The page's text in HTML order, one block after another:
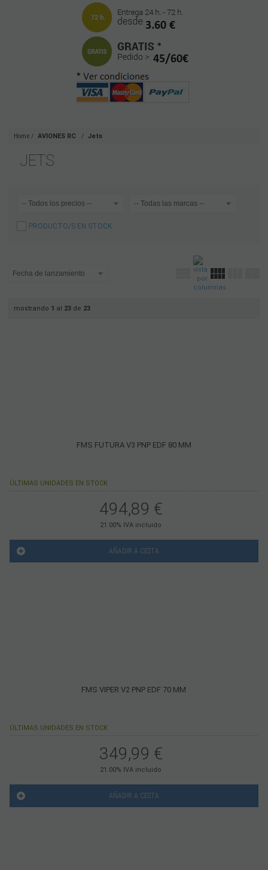
Home AVIONES RC Jets
JETS
PRODUCTO/S EN STOCK
mostrando 1 al 23 de 23
FMS FUTURA V3 PNP EDF 80 MM
ÚLTIMAS UNIDADES EN STOCK
494,89 €
21.00% IVA incluido
AÑADIR A CESTA
FMS VIPER V2 PNP EDF 70 MM
ÚLTIMAS UNIDADES EN STOCK
349,99 €
21.00% IVA incluido
AÑADIR A CESTA